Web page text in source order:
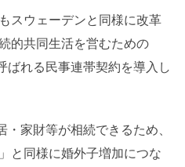
スウェーデンと同様に改革
的共同生活を営むための
ばれる民事連帯契約を導入し
家財等が相続できるため、
と同様に婚外子増加につな